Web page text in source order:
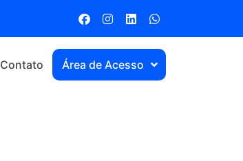
Contato Área de Acesso